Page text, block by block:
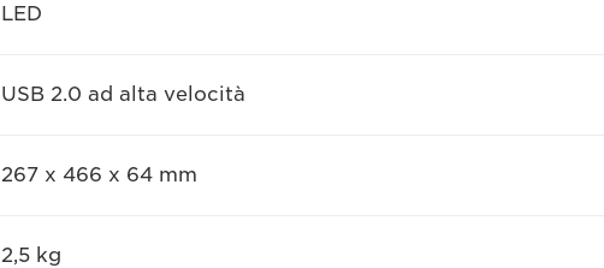
LED
USB 2.0 ad alta velocità
267 x 466 x 64 mm
2,5 kg